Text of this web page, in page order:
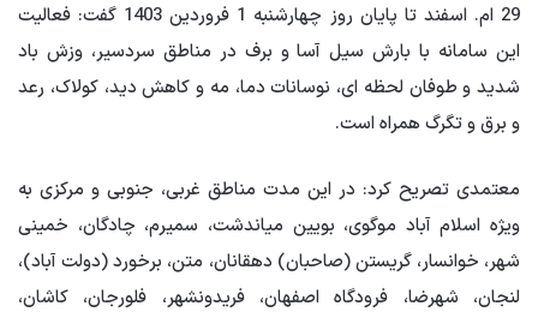
29 ام. اسفند تا پایان روز چهارشنبه 1 فروردین 1403 گفت: فعالیت
این سامانه با بارش سیل آسا و برف در مناطق سردسیر، وزش باد
شدید و طوفان لحظه ای، نوسانات دما، مه و کاهش دید، کولاک، رعد
و برق و تگرگ همراه است.
معتمدی تصریح کرد: در این مدت مناطق غربی، جنوبی و مرکزی به
ویژه اسلام آباد موگوی، بویین میاندشت، سمیرم، چادگان، خمینی
شهر، خوانسار،گریستن(صاحبان) دهقانان، متن، برخورد(دولت آباد)،
لنجان، شهرضا، فرودگاه اصفهان، فریدونشهر، فلورجان، کاشان،